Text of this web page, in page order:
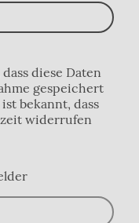
diese Daten
gespeichert
bekannt, dass
widerrufen